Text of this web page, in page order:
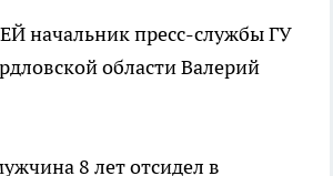
начальник пресс-службы ГУ
области Валерий
8 лет отсидел в